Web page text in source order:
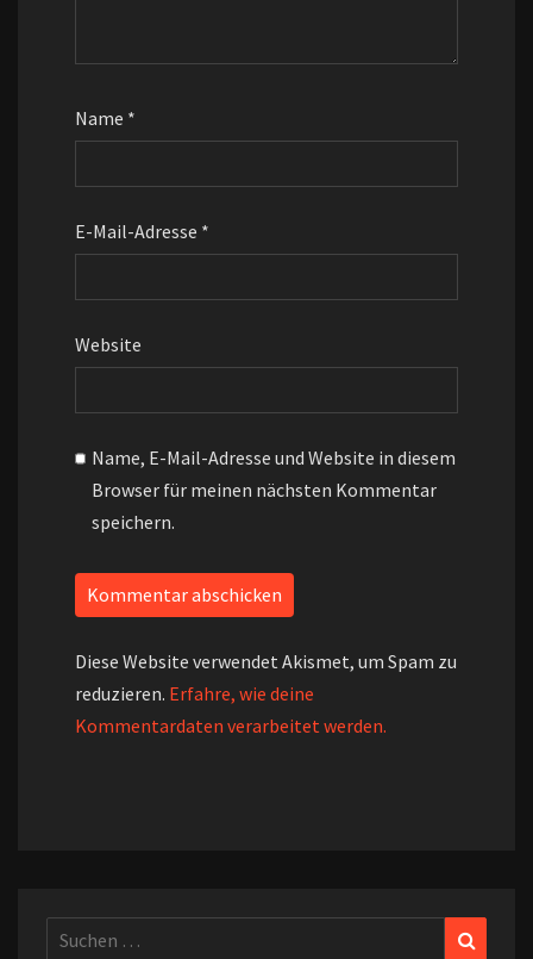
Name *
E-Mail-Adresse *
Website
Name, E-Mail-Adresse und Website in diesem
Browser für meinen nächsten Kommentar
speichern.
Diese Website verwendet Akismet, um Spam zu
reduzieren. Erfahre, wie deine
Kommentardaten verarbeitet werden.
Suchen